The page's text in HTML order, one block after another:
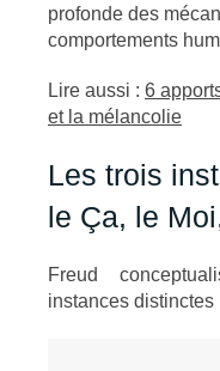
profonde des
comportements
Lire aussi : 6
et la mélancolie
Les trois
le Ça, le
Freud
instances